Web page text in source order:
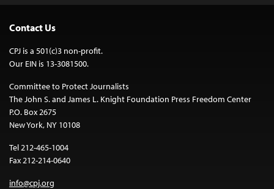
Contact Us
CPJ is a 501(c)3 non-profit.
Our EIN is 13-3081500.
Committee to Protect Journalists
The John S. and James L. Knight Foundation Press Freedom Center
P.O. Box 2675
New York, NY 10108
Tel 212-465-1004
Fax 212-214-0640
info@cpj.org